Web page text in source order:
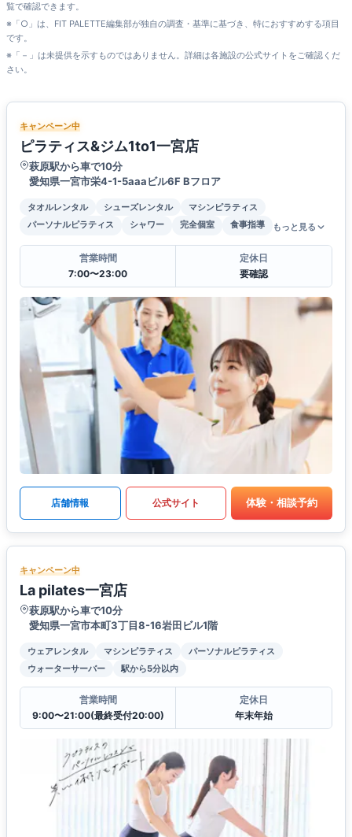
覧で確認できます。
※「○」は、FIT PALETTE編集部が独自の調査・基準に基づき、特におすすめする項目
です。
※「－」は未提供を示すものではありません。詳細は各施設の公式サイトをご確認くだ
さい。
キャンペーン中
ピラティス&ジム1to1一宮店
萩原駅から車で10分
愛知県一宮市栄4-1-5aaaビル6F Bフロア
タオルレンタル シューズレンタル
マシンピラティス
パーソナルピラティス
シャワー 完全個室 食事指導 もっと見る
営業時間
7:00〜23:00
定休日
要確認
店舗情報 公式サイト 体験・相談予約
キャンペーン中
La pilates一宮店
萩原駅から車で10分
愛知県一宮市本町3丁目8-16岩田ビル1階
ウェアレンタル マシンピラティス
パーソナルピラティス
ウォーターサーバー
駅から5分以内
営業時間
9:00〜21:00(最終受付20:00)
定休日
年末年始